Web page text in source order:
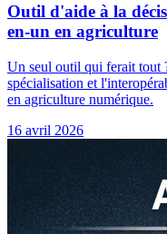
Outil d'aide à la
en-un en agriculture
Un seul outil qui ferait tout
spécialisation et
en agriculture numérique.
16 avril 2026